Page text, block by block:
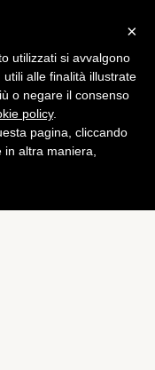
ecco il
×
utilizzati si avvalgono
alle finalità illustrate
o negare il consenso
policy.
pagina, cliccando
in altra maniera,